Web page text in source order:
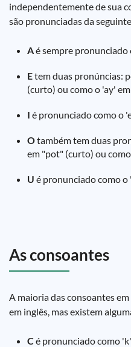
independentemente de sua
são pronunciadas da
Aé sempre pronunciado
Etem duas pronúncias:
(curto) ou como o 'ay'
I é pronunciado como o
Otambém tem duas
em "pot" (curto) ou
U é pronunciado como o
As consoantes
A maioria das consoantes
em inglês, mas existem
C é pronunciado como